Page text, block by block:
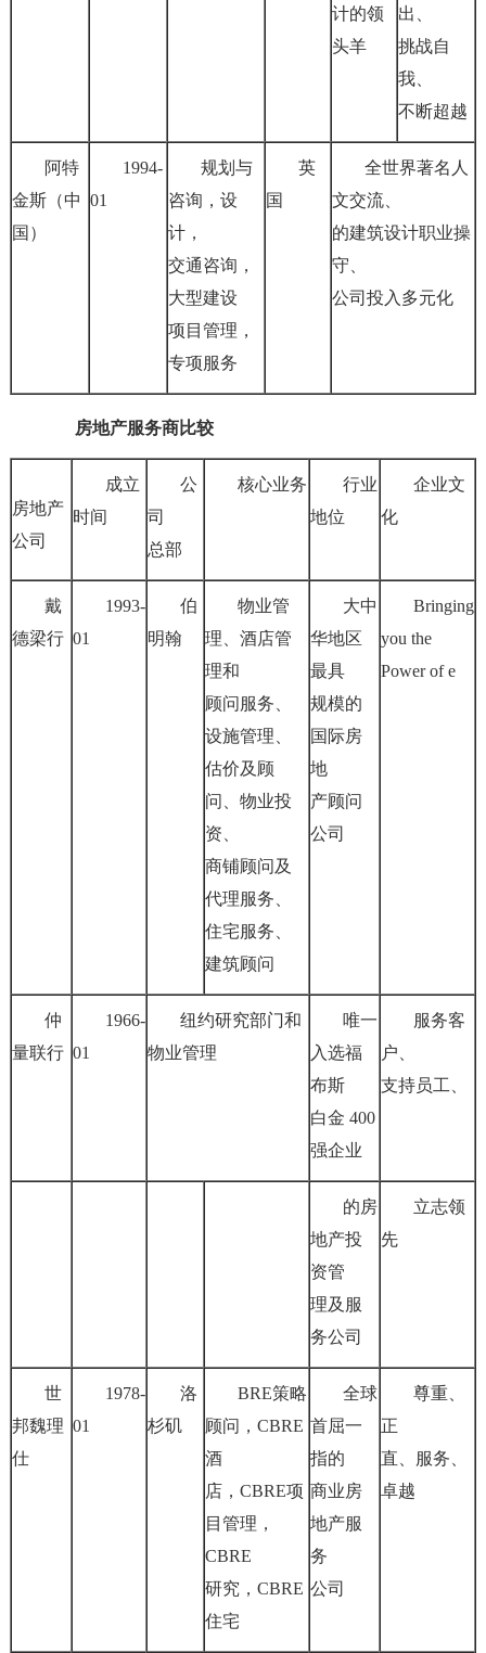
计的领
头羊
出、
挑战自
我、
不断超越
阿特
金斯（中
国）
1994-
01
规划与
咨询，设
计，
交通咨询，
大型建设
项目管理，
专项服务
英
国
全世界著名人
文交流、
的建筑设计职业操
守、
公司投入多元化
房地产服务商比较
房地产
公司
成立
时间
公
司
总部
核心业务
行业
地位
企业文
化
戴
德梁行
1993-
01
伯
明翰
物业管
理、酒店管
理和
顾问服务、
设施管理、
估价及顾
问、物业投
资、
商铺顾问及
代理服务、
住宅服务、
建筑顾问
大中
华地区
最具
规模的
国际房
地
产顾问
公司
Bringing
you the
Power of e
仲
量联行
1966-
01
纽约研究部门和
物业管理
唯一
入选福
布斯
白金 400
强企业
服务客
户、
支持员工、
的房
地产投
资管
理及服
务公司
立志领
先
世
邦魏理
仕
1978-
01
洛
杉矶
BRE策略
顾问，CBRE
酒
店，CBRE项
目管理，
CBRE
研究，CBRE
住宅
全球
首屈一
指的
商业房
地产服
务
公司
尊重、
正
直、服务、
卓越